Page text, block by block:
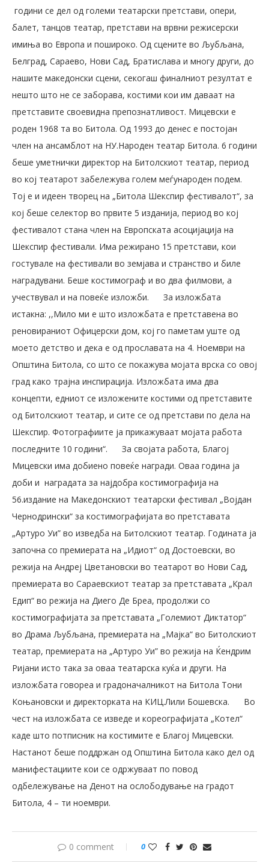
години се дел од големи театарски претстави, опери,
балет, танцов театар, претстави на врвни режисерски
имиња во Европа и пошироко. Од сцените во Љубљана,
Белград, Сараево, Нови Сад, Братислава и многу други, до
нашите македонски сцени, секогаш финалниот резултат е
нешто што не се заборава, костими кои им даваат на
претставите своевидна препознатливост. Мицевски е
роден 1968 та во Битола. Од 1993 до денес е постојан
член на ансамблот на НУ.Народен театар Битола. 6 години
беше уметнички директор на Битолскиот театар, период
во кој театарот забележува голем меѓународен подем.
Тој е и идеен творец на „Битола Шекспир фестивалот“, за
кој беше селектор во првите 5 изданија, период во кој
фестивалот стана член на Европската асоцијација на
Шекспир фестивали. Има режирано 15 претстави, кои
гостувале на фестивали во земјава и странство и биле
наградувани. Беше костимограф и во два филмови, а
учествувал и на повеќе изложби.
За изложбата
истакна: ,,Мило ми е што изложбата е претставена во
реновираниот Офицерски дом, кој го паметам уште од
моето детство и дека е од прославата на 4. Ноември на
Општина Битола, со што се покажува мојата врска со овој
град како трајна инспирација. Изложбата има два
концепти, едниот се изложените костими од претставите
од Битолскиот театар, и сите се од претстави по дела на
Шекспир. Фотографиите ја прикажуваат мојата работа
последните 10 години“.
За својата работа, Благој
Мицевски има добиено повеќе награди. Оваа година ја
доби и наградата за најдобра костимографија на
56.издание на Македонскиот театарски фестивал „Војдан
Чернодрински“ за костимографијата во претставата
„Артуро Уи” во изведба на Битолскиот театар. Годината ја
започна со премиерата на „Идиот“ од Достоевски, во
режија на Андреј Цветановски во театарот во Нови Сад,
премиерата во Сараевскиот театар за претставата „Крал
Едип“ во режија на Диего Де Бреа, продолжи со
костимографијата за претставата „Големиот Диктатор“
во Драма Љубљана, премиерата на „Мајка“ во Битолскиот
театар, премиерата на „Артуро Уи” во режија на Ќендрим
Ријани исто така за оваа театарска куќа и други. На
изложбата говореа и градоначалникот на Битола Тони
Коњановски и директорката на КИЦ.Лили Бошевска.
Во
чест на изложбата се изведе и кореографијата „Котел“
каде што потписник на костимите е Благој Мицевски.
Настанот беше поддржан од Општина Битола како дел од
манифестациите кои се одржуваат по повод
одбележување на Денот на ослободување на градот
Битола, 4 – ти ноември.
0 comment 0